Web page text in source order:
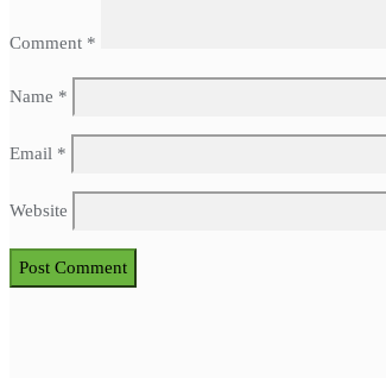
Comment *
Name *
Email *
Website